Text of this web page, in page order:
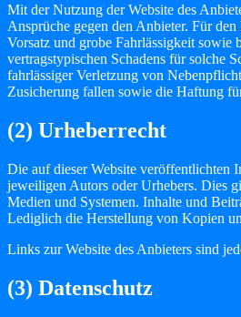
Mit der Nutzung der Website des
Ansprüche gegen den Anbieter. Für
Vorsatz und grobe Fahrlässigkeit sowie
vertragstypischen Schadens für solche
fahrlässiger Verletzung von
Zusicherung fallen sowie die Haftung
(2) Urheberrecht
Die auf dieser Website veröffentlichten
jeweiligen Autors oder Urhebers. Dies
Medien und Systemen. Inhalte und
Lediglich die Herstellung von Kopien
Links zur Website des Anbieters sind
(3) Datenschutz